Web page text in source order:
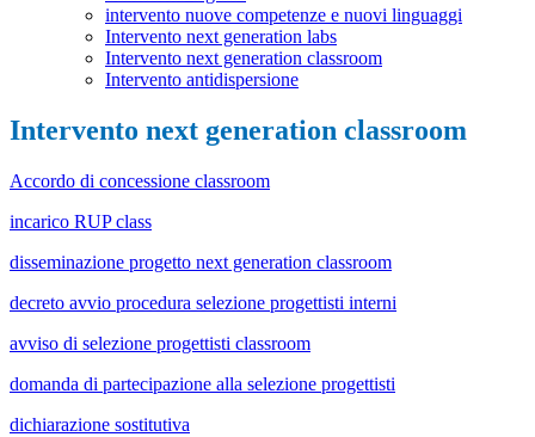
intervento nuove competenze e nuovi linguaggi
Intervento next generation labs
Intervento next generation classroom
Intervento antidispersione
Intervento next generation classroom
Accordo di concessione classroom
incarico RUP class
disseminazione progetto next generation classroom
decreto avvio procedura selezione progettisti interni
avviso di selezione progettisti classroom
domanda di partecipazione alla selezione progettisti
dichiarazione sostitutiva